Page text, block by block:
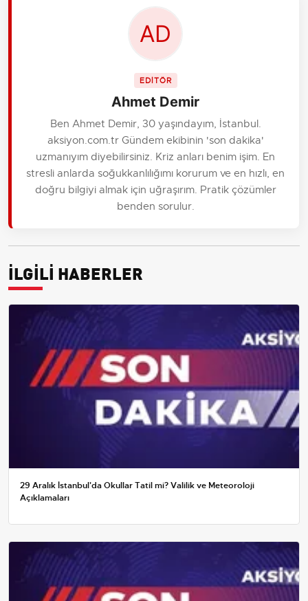
EDİTÖR
Ahmet Demir
Ben Ahmet Demir, 30 yaşındayım, İstanbul.
aksiyon.com.tr Gündem ekibinin 'son dakika'
uzmanıyım diyebilirsiniz. Kriz anları benim işim. En
stresli anlarda soğukkanlılığımı korurum ve en hızlı, en
doğru bilgiyi almak için uğraşırım. Pratik çözümler
benden sorulur.
İLGİLİ HABERLER
29 Aralık İstanbul'da Okullar Tatil mi? Valilik ve Meteoroloji
Açıklamaları